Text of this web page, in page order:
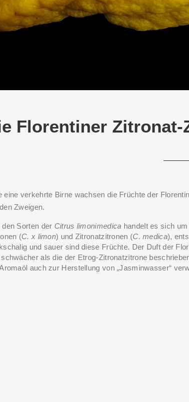
THIS SEARCH BAR ONLY WORKS IN THE
Florentiner Zitronat-
eine verkehrte Birne wachsen die Früchte der
Zweigen.
den Sorten der Citrus limonimedica handelt es sich
(C. x limon) und Zitronatzitronen (C. medica),
und sauer sind diese Früchte. Der Duft der
als die der Etrog-Zitronatzitrone
auch zur Herstellung von „Jasminwasser“